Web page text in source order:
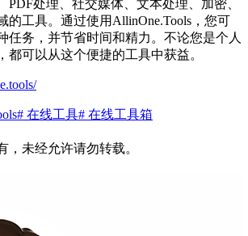
PDF处理、社交媒体、文本处理、加密、
的工具。通过使用AllinOne.Tools，您可
任务，并节省时间和精力。不论您是个人
都可以从这个便捷的工具中获益。
# 在线工具# 在线工具箱
，未经允许请勿转载。